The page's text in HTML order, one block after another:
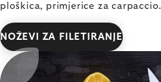
ploškica, primjerice za carpaccio.
NOŽEVI ZA FILETIRANJE